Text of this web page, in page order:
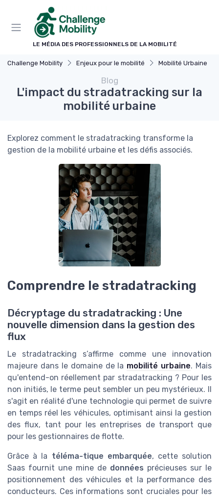
LE MÉDIA DES PROFESSIONNELS DE LA MOBILITÉ
Challenge Mobility Enjeux pour le mobilité Mobilité Urbaine
Blog
L'impact du stradatracking sur la
mobilité urbaine
Explorez comment le stradatracking transforme la
gestion de la mobilité urbaine et les défis associés.
Comprendre le stradatracking
Décryptage du stradatracking : Une
nouvelle dimension dans la gestion des
flux
Le stradatracking s’affirme comme une innovation
majeure dans le domaine de la mobilité urbaine. Mais
qu'entend-on réellement par stradatracking ? Pour les
non initiés, le terme peut sembler un peu mystérieux. Il
s'agit en réalité d'une technologie qui permet de suivre
en temps réel les véhicules, optimisant ainsi la gestion
des flux, tant pour les entreprises de transport que
pour les gestionnaires de flotte.
Grâce à la téléma-tique embarquée, cette solution
Saas fournit une mine de données précieuses sur le
positionnement des véhicules et la performance des
conducteurs. Ces informations sont cruciales pour les
Panneau de gestion des cookies